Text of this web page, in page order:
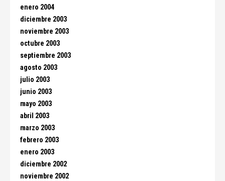
enero 2004
diciembre 2003
noviembre 2003
octubre 2003
septiembre 2003
agosto 2003
julio 2003
junio 2003
mayo 2003
abril 2003
marzo 2003
febrero 2003
enero 2003
diciembre 2002
noviembre 2002